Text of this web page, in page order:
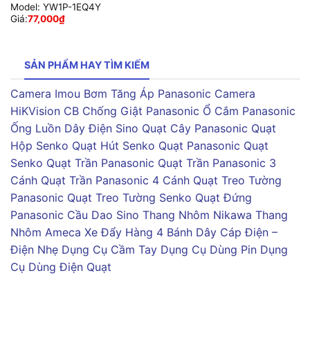
Model: YW1P-1EQ4Y
Giá:77,000₫
SẢN PHẨM HAY TÌM KIẾM
Camera Imou Bơm Tăng Áp Panasonic Camera
HiKVision CB Chống Giật Panasonic Ổ Cắm Panasonic
Ống Luồn Dây Điện Sino Quạt Cây Panasonic Quạt
Hộp Senko Quạt Hút Senko Quạt Panasonic Quạt
Senko Quạt Trần Panasonic Quạt Trần Panasonic 3
Cánh Quạt Trần Panasonic 4 Cánh Quạt Treo Tường
Panasonic Quạt Treo Tường Senko Quạt Đứng
Panasonic Cầu Dao Sino Thang Nhôm Nikawa Thang
Nhôm Ameca Xe Đẩy Hàng 4 Bánh Dây Cáp Điện –
Điện Nhẹ Dụng Cụ Cầm Tay Dụng Cụ Dùng Pin Dụng
Cụ Dùng Điện Quạt